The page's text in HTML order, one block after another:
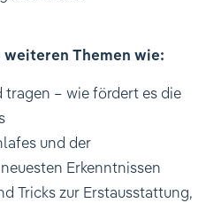
Themen wie:
– wie fördert es die
und der
Erkenntnissen
Tricks zur Erstausstattung,